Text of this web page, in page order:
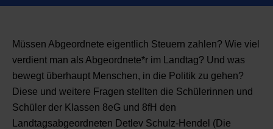
Müssen Abgeordnete eigentlich Steuern zahlen? Wie viel
verdient man als Abgeordnete*r im Landtag? Und was
bewegt überhaupt Menschen, in die Politik zu gehen?
Diese und weitere Fragen stellten die Schülerinnen und
Schüler der Klassen 8eG und 8fH den
Landtagsabgeordneten Detlev Schulz-Hendel (Die